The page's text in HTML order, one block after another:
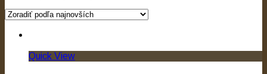
Quick View